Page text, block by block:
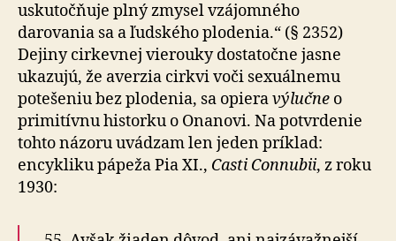
uskutočňuje plný zmysel vzájomného
darovania sa a ľudského plodenia.“ (§ 2352)
Dejiny cirkevnej vierouky dostatočne jasne
ukazujú, že averzia cirkvi voči sexuálnemu
potešeniu bez plodenia, sa opieravýlučne o
primitívnu historku o Onanovi. Na potvrdenie
tohto názoru uvádzam len jeden príklad:
encykliku pápeža Pia XI., Casti Connubii, z roku
1930: